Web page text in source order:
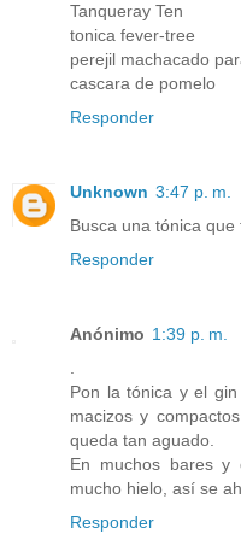
Tanqueray Ten
tonica fever-tree
perejil machacado
cascara de pomelo
Responder
Unknown 3:47 p. m.
Busca una tónica
Responder
Anónimo 1:39 p. m.
Pon la tónica y el
macizos y
queda tan aguado.
En muchos bares y
mucho hielo, así se
Responder